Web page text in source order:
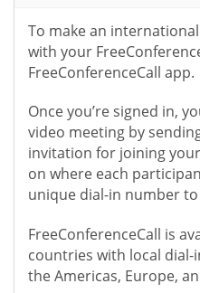
To make an
with your
FreeConferenceCall app.
Once you’re signed in,
video meeting by
invitation for joining
on where each
unique dial-in number
FreeConferenceCall is
countries with local
the Americas, Europe,